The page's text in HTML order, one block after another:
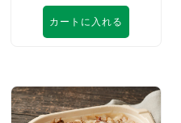
カートに入れる